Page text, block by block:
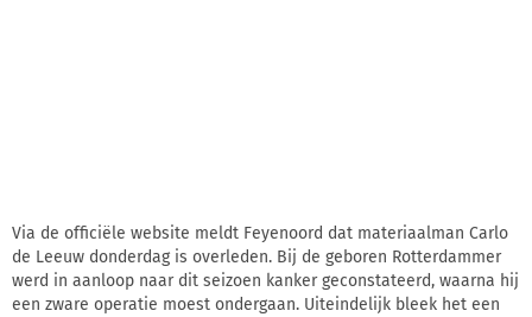
Via de officiële website meldt Feyenoord dat materiaalman Carlo
de Leeuw donderdag is overleden. Bij de geboren Rotterdammer
werd in aanloop naar dit seizoen kanker geconstateerd, waarna hij
een zware operatie moest ondergaan. Uiteindelijk bleek het een